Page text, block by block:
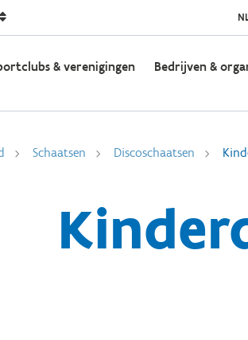
& verenigingen Bedrijven &
Schaatsen Discoschaatsen